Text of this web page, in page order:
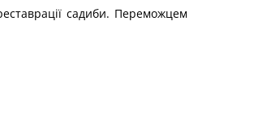
садиби. Переможцем